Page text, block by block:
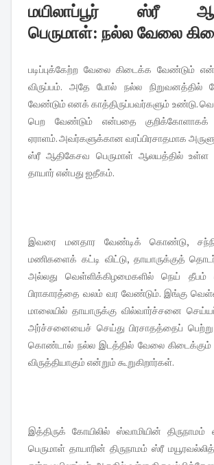
மயிலாப்பூர் ஸ்ரீ
பெருமாள்: நல்ல வேலை
படிப்புக்கேற்ற வேலை கிடைக்க வேண்டும்
விருப்பம். அதே போல் நல்ல நிறுவனத்தில்
வேண்டும் எனக் காத்திருப்பவர்களும் உண்டு.
பெற வேண்டும் என்பதை
ஏராளம். அவர்களுக்கான வரப்பிரசாதமாக
ஸ்ரீ ஆதிகேசவ பெருமாள் ஆலயத்தில் உள்ள
தாயார் என்பது ஐதீகம்.
இவரை மனதார வேண்டிக் கொண்டு,
மணிகளைக் கட்டி விட்டு, தாயாருக்குத்
அல்லது வெள்ளிக்கிழமைகளில் நெய் தீபம்
பிராகாரத்தை வலம் வர வேண்டும். இங்கு
மாலையில் தாயாருக்கு வில்வார்ச்சனை
அர்ச்சனையைச் செய்து பிரசாதத்தைப் பெற்று ,
கொண்டால் நல்ல இடத்தில் வேலை கிடைக்கும்
விருத்தியாகும் என்றும் கூறுகிறார்கள்.
இத்திருக் கோயிலில் ஸ்வாமியின்
பெருமாள் தாயாரின் திருநாமம் ஸ்ரீ மயூரவல்லித்